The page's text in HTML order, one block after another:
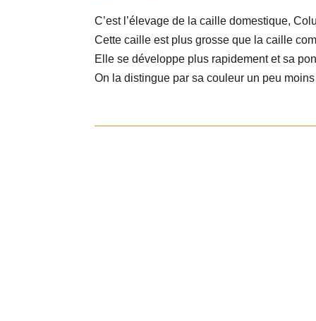
C’est l’élevage de la caille domestique,
Cette caille est plus grosse que la caille
Elle se développe plus rapidement et sa
On la distingue par sa couleur un peu